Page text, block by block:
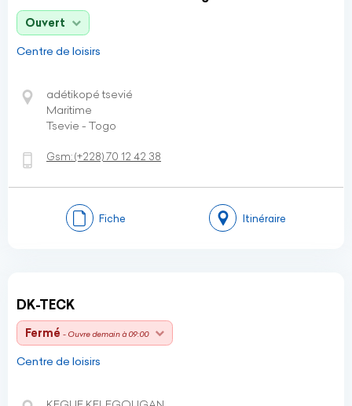
Ouvert
Centre de loisirs
adétikopé tsevié
Maritime
Tsevie - Togo
Gsm:(+228)70 12 42 38
Fiche Itinéraire
DK-TECK
Fermé - Ouvre demain à 09:00
Centre de loisirs